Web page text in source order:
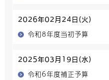
2026年02月24日(火)
令和8年度当初予算
2025年03月19日(水)
令和6年度補正予算